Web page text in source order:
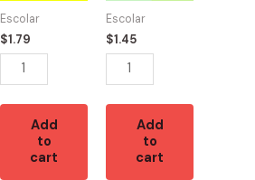
Escolar
$1.79
quantity
Add
to
cart
Escolar
$1.45
DOBLE
LADO
quantity
Add
to
cart